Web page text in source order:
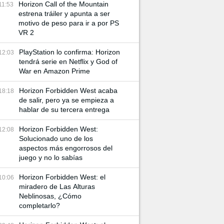
Horizon Call of the Mountain
estrena tráiler y apunta a ser
motivo de peso para ir a por PS
VR 2
PlayStation lo confirma: Horizon
tendrá serie en Netflix y God of
War en Amazon Prime
Horizon Forbidden West acaba
de salir, pero ya se empieza a
hablar de su tercera entrega
Horizon Forbidden West:
Solucionado uno de los
aspectos más engorrosos del
juego y no lo sabías
Horizon Forbidden West: el
miradero de Las Alturas
Neblinosas, ¿Cómo
completarlo?